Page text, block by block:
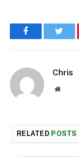
Facebook
Chris
Website
RELATED POSTS